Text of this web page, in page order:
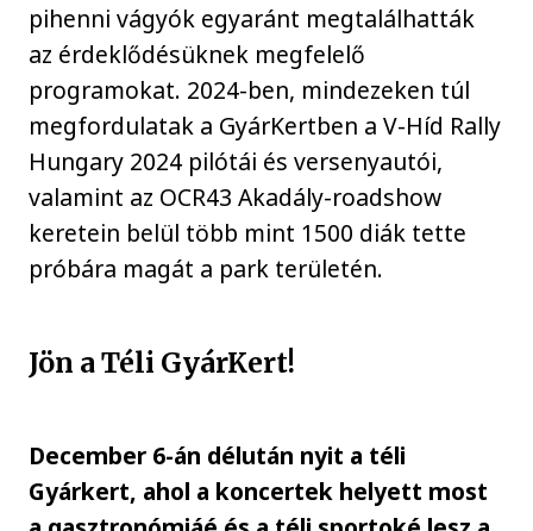
pihenni vágyók egyaránt megtalálhatták
az érdeklődésüknek megfelelő
programokat. 2024-ben, mindezeken túl
megfordulatak a GyárKertben a V-Híd Rally
Hungary 2024 pilótái és versenyautói,
valamint az OCR43 Akadály-roadshow
keretein belül több mint 1500 diák tette
próbára magát a park területén.
Jön a Téli GyárKert!
December 6-án délután nyit a téli
Gyárkert, ahol a koncertek helyett most